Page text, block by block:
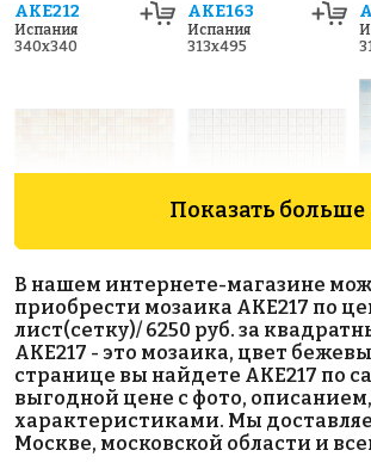
AKE212
Испания
340x340
AKE163
Испания
313x495
AKE112
Испания
313x495
AKE107
Испания
313x495
Показать больше
В нашем интернете-магазине
приобрести мозаика AKE217 по
лист(сетку)/ 6250 руб. за
AKE217 - это мозаика, цвет
странице вы найдете AKE217 по
выгодной цене с фото, описанием,
характеристиками. Мы
Москве, московской области и